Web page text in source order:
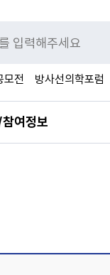
모전 방사선의학포럼
여정보